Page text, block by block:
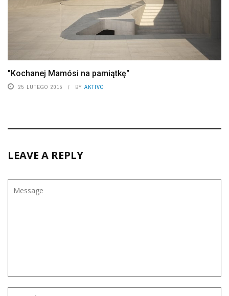
"Kochanej Mamósi na pamiątkę"
25 LUTEGO 2015 BY AKTIVO
LEAVE A REPLY